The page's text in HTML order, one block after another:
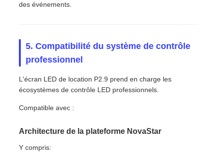
des événements.
5. Compatibilité du système de contrôle
professionnel
L'écran LED de location P2.9 prend en charge les
écosystèmes de contrôle LED professionnels.
Compatible avec :
Architecture de la plateforme NovaStar
Y compris: